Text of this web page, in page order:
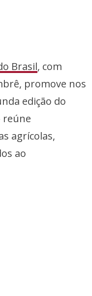
Brasil, com
promove nos
edição do
reúne
agrícolas,
ao